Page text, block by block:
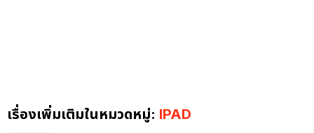
เรื่องเพิ่มเติมในหมวดหมู่: IPAD